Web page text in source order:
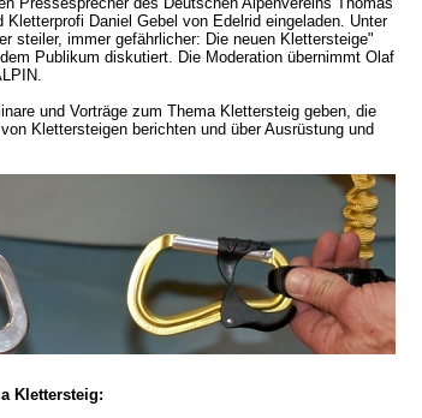
Kletterprofi Daniel Gebel von Edelrid eingeladen. Unter
steiler, immer gefährlicher: Die neuen Klettersteige"
Publikum diskutiert. Die Moderation übernimmt Olaf
und Vorträge zum Thema Klettersteig geben, die
Klettersteigen berichten und über Ausrüstung und
Klettersteig: